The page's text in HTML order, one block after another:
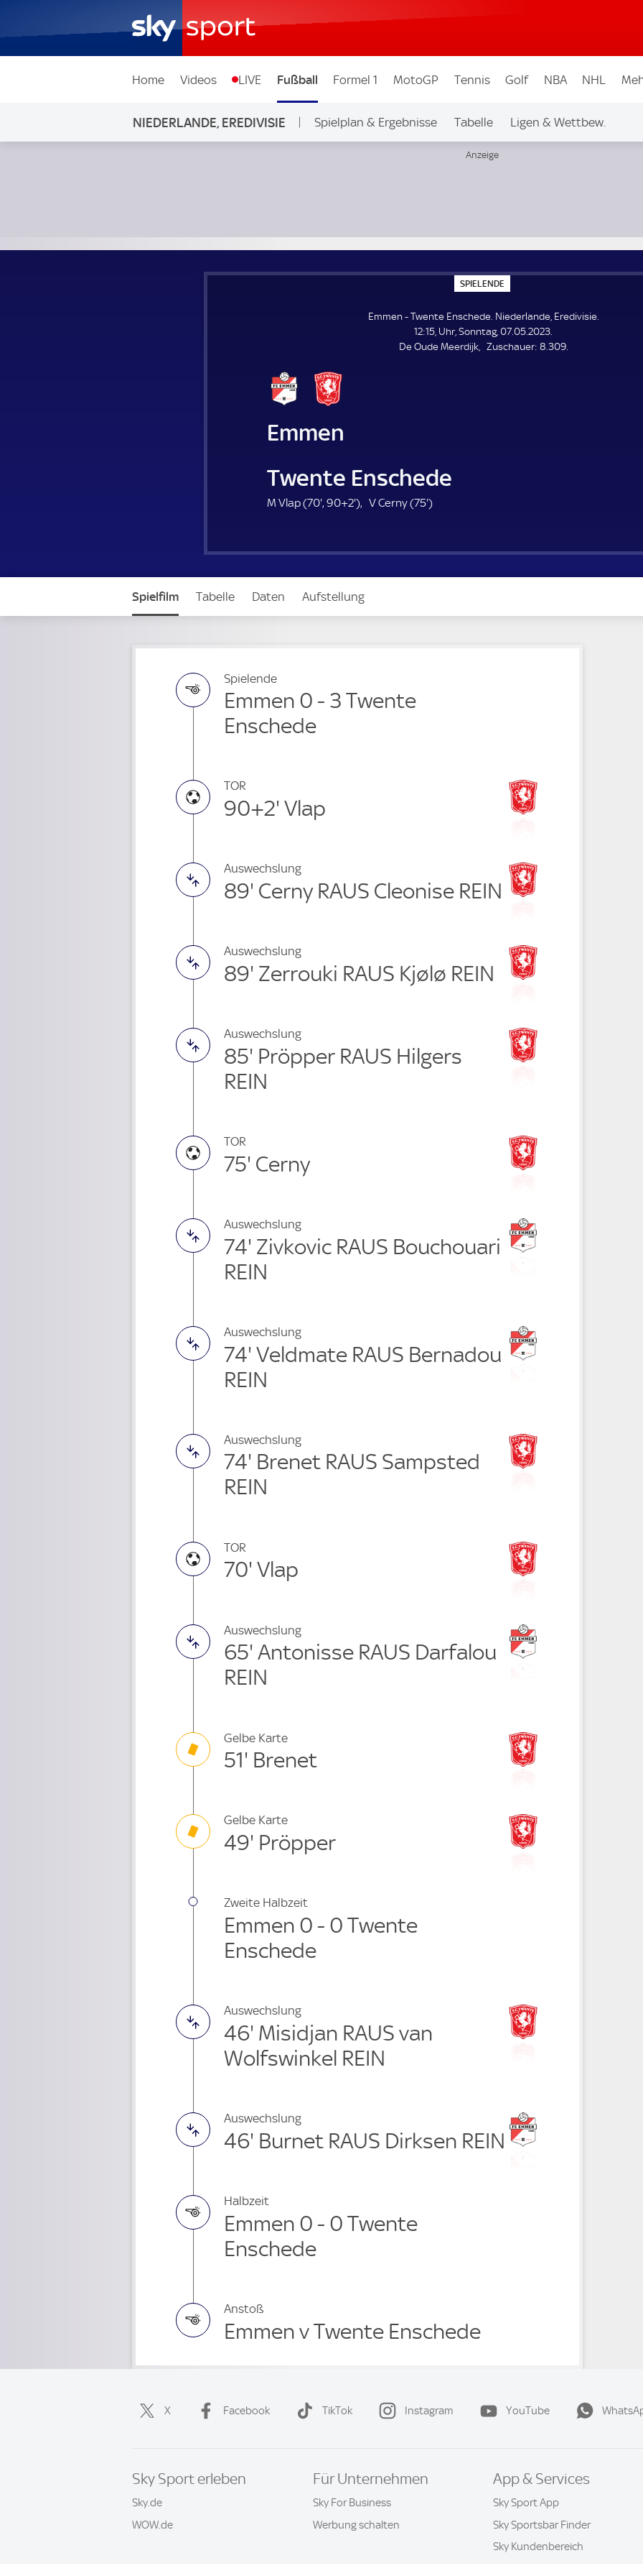
Home Videos LIVE Fußball Formel 1 MotoGP Tennis Golf NBA NHL
NIEDERLANDE, EREDIVISIE Spielplan & Ergebnisse Tabelle Ligen & Wettbew.
SPIELENDE
P
E
L
E
N
Emmen - Twente Enschede. Niederlande, Eredivisie.
12:15, Uhr, Sonntag, 07.05.2023.
De Oude Meerdijk
Zuschauer: Z
8.309.
Emmen
Twente Enschede
M Vlap (70'7
m
n
u
, 90+2'9
m
n
u
) V Cerny (75'7
m
n
)
Spielfilm Tabelle Daten Aufstellung
Spielende
Emmen 0 - 3 Twente
Enschede
TOR
90+2' Vlap
Auswechslung
89' Cerny RAUS Cleonise REIN
Auswechslung
89' Zerrouki RAUS Kjølø REIN
Auswechslung
85' Pröpper RAUS Hilgers
REIN
TOR
75' Cerny
Auswechslung
74' Zivkovic RAUS Bouchouari
REIN
Auswechslung
74' Veldmate RAUS Bernadou
REIN
Auswechslung
74' Brenet RAUS Sampsted
REIN
TOR
70' Vlap
Auswechslung
65' Antonisse RAUS Darfalou
REIN
Gelbe Karte
51' Brenet
Gelbe Karte
49' Pröpper
Zweite Halbzeit
Emmen 0 - 0 Twente
Enschede
Auswechslung
46' Misidjan RAUS van
Wolfswinkel REIN
Auswechslung
46' Burnet RAUS Dirksen REIN
Halbzeit
Emmen 0 - 0 Twente
Enschede
Anstoß
Emmen v Twente Enschede
X Facebook TikTok Instagram YouTube
Sky Sport erleben
Sky.de
WOW.de
Für Unternehmen
Sky For Business
Werbung schalten
App & Services
Sky Sport App
Sky Sportsbar Finder
Sky Kundenbereich